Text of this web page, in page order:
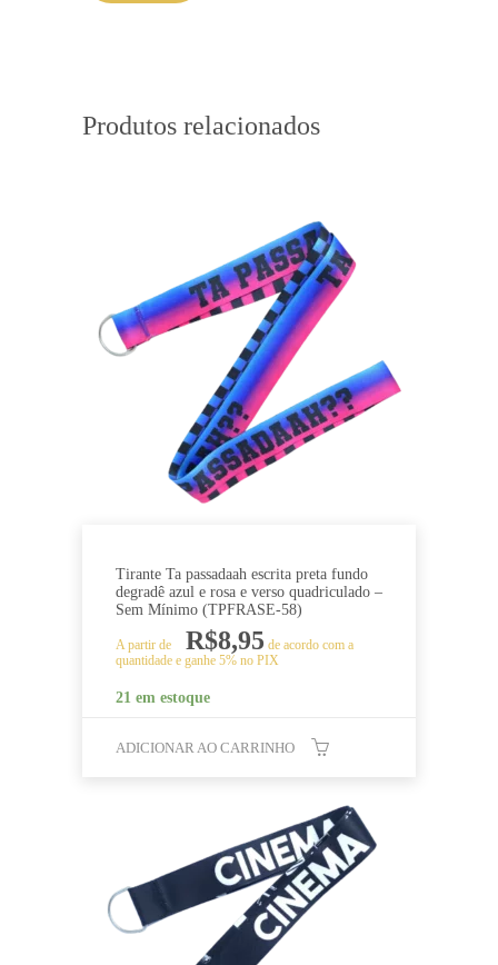
Produtos relacionados
Tirante Ta passadaah escrita preta fundo
degradê azul e rosa e verso quadriculado –
Sem Mínimo (TPFRASE-58)
A partir de R$8,95 de acordo com a
quantidade e ganhe 5% no PIX
21 em estoque
ADICIONAR AO CARRINHO